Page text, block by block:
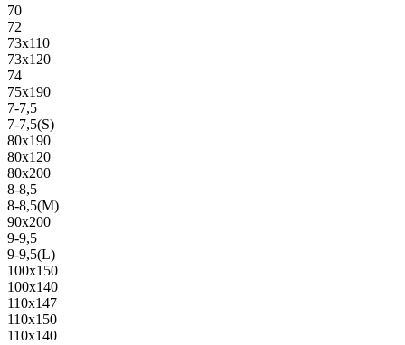
70
72
73х110
73х120
74
75х190
7-7,5
7-7,5(S)
80х190
80х120
80х200
8-8,5
8-8,5(M)
90х200
9-9,5
9-9,5(L)
100х150
100х140
110х147
110х150
110х140